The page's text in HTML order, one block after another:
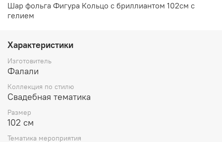
Шар фольга Фигура Кольцо с бриллиантом 102см с
гелием
Характеристики
Изготовитель
Фалали
Коллекция по стилю
Свадебная тематика
Размер
102 см
Тематика мероприятия